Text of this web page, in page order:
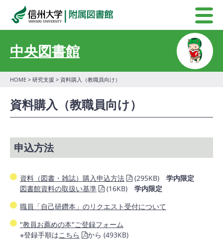
中央図書館
HOME > 研究支援 > 資料購入（教職員向け）
資料購入（教職員向け）
申込方法
資料（図書・雑誌）購入申込方法 (295KB) 学内限定
図書館資料の取扱い基準
(16KB) 学内限定
職員「自己研鑽本」のリクエスト受付について
"教員お薦めの本"ご登録フォーム
※登録手順はこちら から (493KB)